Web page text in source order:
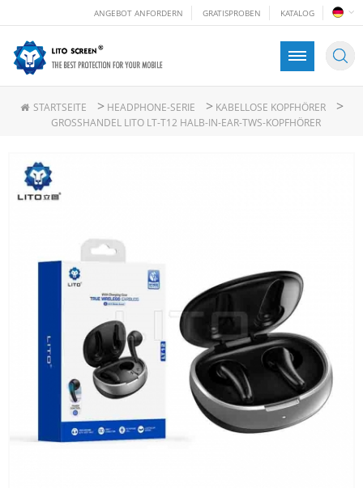
ANGEBOT ANFORDERN GRATISPROBEN KATALOG
STARTSEITE > HEADPHONE-SERIE > KABELLOSE KOPFHÖRER >
GROSSHANDEL LITO LT-T12 HALB-IN-EAR-TWS-KOPFHÖRER